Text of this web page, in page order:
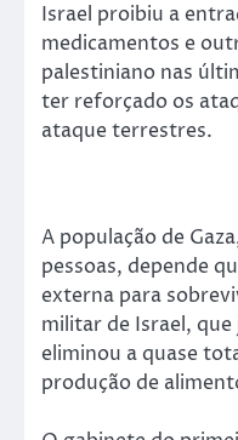
Israel proibiu a
medicamentos e
palestiniano nas
ter reforçado os
ataque terrestres.
A população de
pessoas, depende
externa para
militar de Israel, que
eliminou a quase
produção de